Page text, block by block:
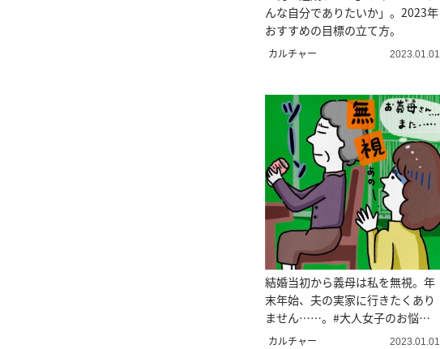
んな自分でありたいか」。2023年
おすすめの目標の立て方。
カルチャー 2023.01.01
結婚当初から義母は私を無視。年
末年始、夫の実家に行きたくあり
ません……。#大人女子のお悩み
相談
カルチャー 2023.01.01